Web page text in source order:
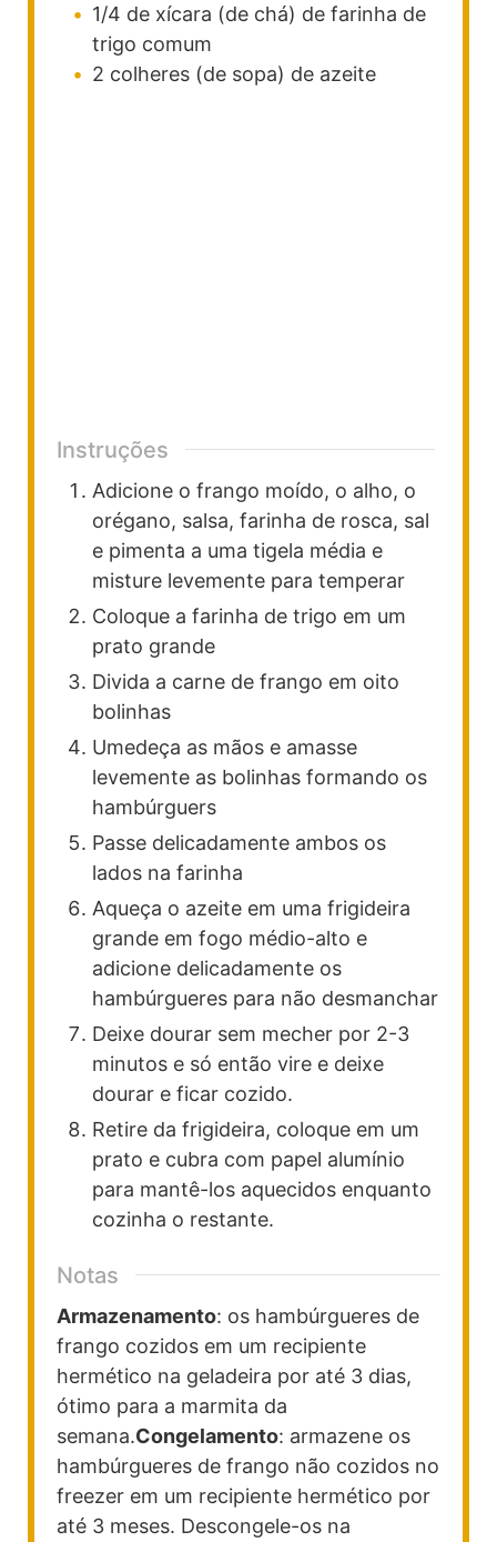
1/4 de xícara (de chá) de farinha de
trigo comum
2 colheres (de sopa) de azeite
Instruções
Adicione o frango moído, o alho, o
orégano, salsa, farinha de rosca, sal
e pimenta a uma tigela média e
misture levemente para temperar
Coloque a farinha de trigo em um
prato grande
Divida a carne de frango em oito
bolinhas
Umedeça as mãos e amasse
levemente as bolinhas formando os
hambúrguers
Passe delicadamente ambos os
lados na farinha
Aqueça o azeite em uma frigideira
grande em fogo médio-alto e
adicione delicadamente os
hambúrgueres para não desmanchar
Deixe dourar sem mecher por 2-3
minutos e só então vire e deixe
dourar e ficar cozido.
Retire da frigideira, coloque em um
prato e cubra com papel alumínio
para mantê-los aquecidos enquanto
cozinha o restante.
Notas
Armazenamento: os hambúrgueres de
frango cozidos em um recipiente
hermético na geladeira por até 3 dias,
ótimo para a marmita da
semana.Congelamento: armazene os
hambúrgueres de frango não cozidos no
freezer em um recipiente hermético por
até 3 meses. Descongele-os na